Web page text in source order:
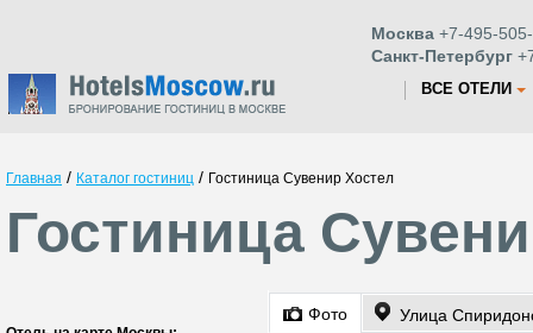
Москва +7-495-
Санкт-Петербург
ВСЕ ОТЕЛИ
Главная / Каталог гостиниц / Гостиница Сувенир Хостел
Гостиница
Фото Улица